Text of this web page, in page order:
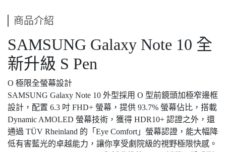
商品介紹
SAMSUNG Galaxy Note 10 全
新升級 S Pen
O 極限全螢幕設計
SAMSUNG Galaxy Note 10 外型採用 O 型前鏡頭加極窄邊框
設計，配置 6.3 吋 FHD+ 螢幕，提供 93.7% 螢幕佔比，搭載
Dynamic AMOLED 螢幕技術，獲得 HDR10+ 認證之外，還
通過 TÜV Rheinland 的「Eye Comfort」螢幕認證，能大幅降
低有害藍光的卓越能力，讓你享受劇院級的視野極限快感。